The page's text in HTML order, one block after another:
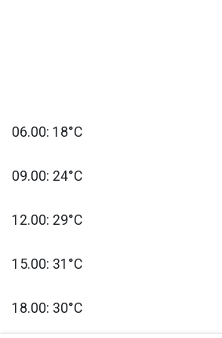
06.00: 18°C
09.00: 24°C
12.00: 29°C
15.00: 31°C
18.00: 30°C